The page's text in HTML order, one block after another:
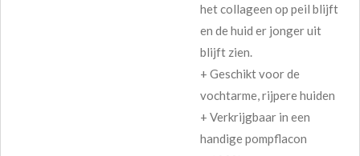
het collageen op peil blijft
en de huid er jonger uit
blijft zien.
+ Geschikt voor de
vochtarme, rijpere huiden
+ Verkrijgbaar in een
handige pompflacon